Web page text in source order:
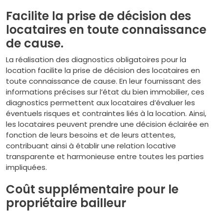
Facilite la prise de décision des
locataires en toute connaissance
de cause.
La réalisation des diagnostics obligatoires pour la
location facilite la prise de décision des locataires en
toute connaissance de cause. En leur fournissant des
informations précises sur l’état du bien immobilier, ces
diagnostics permettent aux locataires d’évaluer les
éventuels risques et contraintes liés à la location. Ainsi,
les locataires peuvent prendre une décision éclairée en
fonction de leurs besoins et de leurs attentes,
contribuant ainsi à établir une relation locative
transparente et harmonieuse entre toutes les parties
impliquées.
Coût supplémentaire pour le
propriétaire bailleur